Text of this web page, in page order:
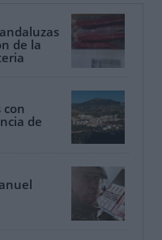
de la
con
de